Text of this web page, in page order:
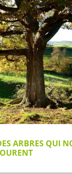
ARBRES QUI